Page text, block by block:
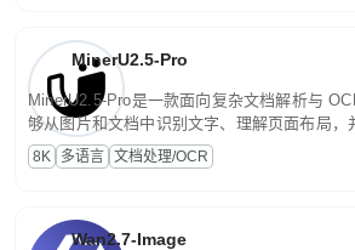
MinerU2.5-Pro
MinerU2.5-Pro是一款面向复杂文档解析与
够从图片和文档中识别文字、理解页面布局，
为便于存储、检索和二次处理的结构化结果。
8K 多语言 文档处理/OCR
Wan2.7-Image